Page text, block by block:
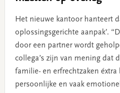
Het nieuwe kantoor hanteert
oplossingsgerichte aanpak’.
door een partner wordt
collega’s zijn van mening dat
familie- en erfrechtzaken éxtra
persoonlijke en vaak